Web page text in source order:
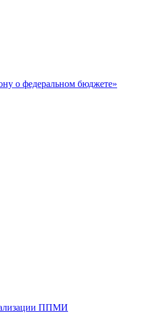
о федеральном бюджете»
ППМИ